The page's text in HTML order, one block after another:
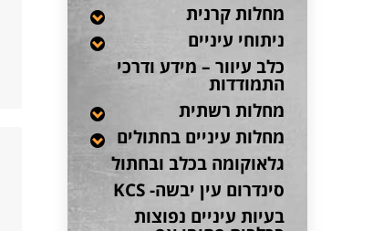
מחלות קרנית
ניתוחי עיניים
כלב עיוור – מידע ודרכי
התמודדות
מחלות רשתית
מחלות עיניים בחתולים
גלאוקומה בכלב ובחתול
סינדרום עין יבשה- KCS
בעיות עיניים נפוצות